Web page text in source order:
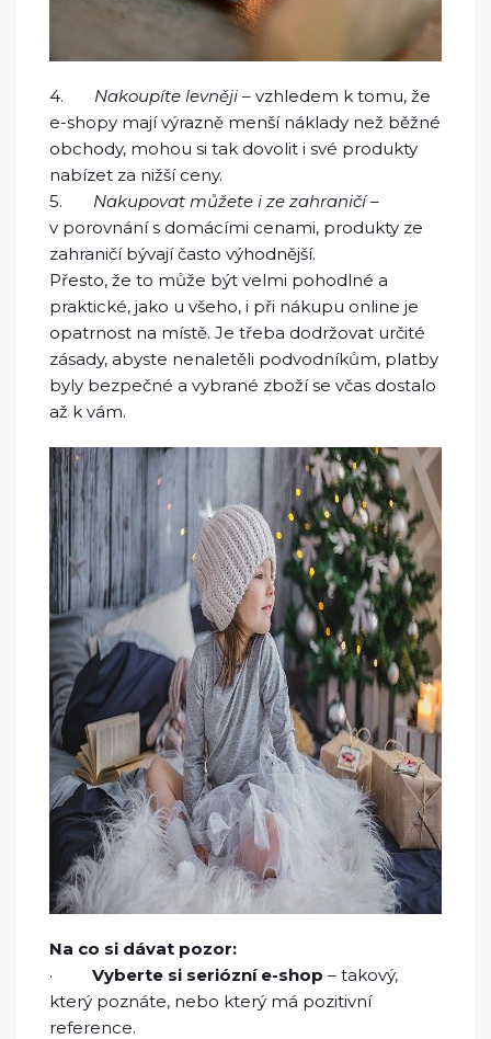
4. Nakoupíte levněji – vzhledem k tomu, že
e-shopy mají výrazně menší náklady než běžné
obchody, mohou si tak dovolit i své produkty
nabízet za nižší ceny.
5. Nakupovat můžete i ze zahraničí–
v porovnání s domácími cenami, produkty ze
zahraničí bývají často výhodnější.
Přesto, že to může být velmi pohodlné a
praktické, jako u všeho, i při nákupu online je
opatrnost na místě. Je třeba dodržovat určité
zásady, abyste nenaletěli podvodníkům, platby
byly bezpečné a vybrané zboží se včas dostalo
až k vám.
Na co si dávat pozor:
· Vyberte si seriózní e-shop – takový,
který poznáte, nebo který má pozitivní
reference.